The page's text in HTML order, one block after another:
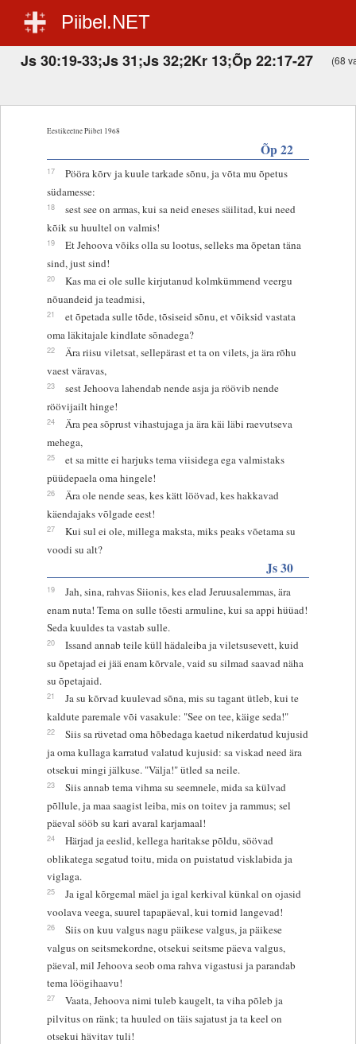
Piibel.NET
Js 30:19-33;Js 31;Js 32;2Kr 13;Õp 22:17-27 (68
Eestikeelne Piibel 1968
Õp 22
17
Pööra kõrv ja kuule tarkade sõnu, ja võta mu õpetus
südamesse:
18
sest see on armas, kui sa neid eneses säilitad, kui need
kõik su huultel on valmis!
19
Et Jehoova võiks olla su lootus, selleks ma õpetan täna
sind, just sind!
20
Kas ma ei ole sulle kirjutanud kolmkümmend veergu
nõuandeid ja teadmisi,
21
et õpetada sulle tõde, tõsiseid sõnu, et võiksid vastata
oma läkitajale kindlate sõnadega?
22
Ära riisu viletsat, sellepärast et ta on vilets, ja ära rõhu
vaest väravas,
23
sest Jehoova lahendab nende asja ja röövib nende
röövijailt hinge!
24
Ära pea sõprust vihastujaga ja ära käi läbi raevutseva
mehega,
25
et sa mitte ei harjuks tema viisidega ega valmistaks
püüdepaela oma hingele!
26
Ära ole nende seas, kes kätt löövad, kes hakkavad
käendajaks võlgade eest!
27
Kui sul ei ole, millega maksta, miks peaks võetama su
voodi su alt?
Js 30
19
Jah, sina, rahvas Siionis, kes elad Jeruusalemmas, ära
enam nuta! Tema on sulle tõesti armuline, kui sa appi hüüad!
Seda kuuldes ta vastab sulle.
20
Issand annab teile küll hädaleiba ja viletsusevett, kuid
su õpetajad ei jää enam kõrvale, vaid su silmad saavad näha
su õpetajaid.
21
Ja su kõrvad kuulevad sõna, mis su tagant ütleb, kui te
kaldute paremale või vasakule: "See on tee, käige seda!"
22
Siis sa rüvetad oma hõbedaga kaetud nikerdatud kujusid
ja oma kullaga karratud valatud kujusid: sa viskad need ära
otsekui mingi jälkuse. "Välja!" ütled sa neile.
23
Siis annab tema vihma su seemnele, mida sa külvad
põllule, ja maa saagist leiba, mis on toitev ja rammus; sel
päeval sööb su kari avaral karjamaal!
24
Härjad ja eeslid, kellega haritakse põldu, söövad
oblikatega segatud toitu, mida on puistatud visklabida ja
viglaga.
25
Ja igal kõrgemal mäel ja igal kerkival künkal on ojasid
voolava veega, suurel tapapäeval, kui tornid langevad!
26
Siis on kuu valgus nagu päikese valgus, ja päikese
valgus on seitsmekordne, otsekui seitsme päeva valgus,
päeval, mil Jehoova seob oma rahva vigastusi ja parandab
tema löögihaavu!
27
Vaata, Jehoova nimi tuleb kaugelt, ta viha põleb ja
pilvitus on ränk; ta huuled on täis sajatust ja ta keel on
otsekui hävitav tuli!